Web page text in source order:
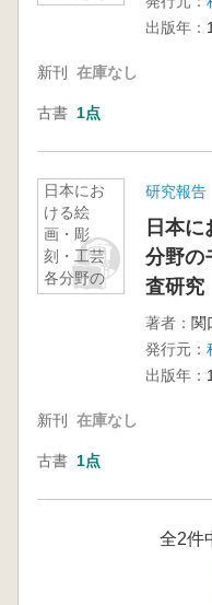
出版年：
新刊 在庫なし
古書 1点
日本にお
ける絵
画・彫
刻・工芸
各分野の
モチーフ
研究報告
日本
分野の
査研究
著者： 関
発行元：
出版年：
新刊 在庫なし
古書 1点
全2件